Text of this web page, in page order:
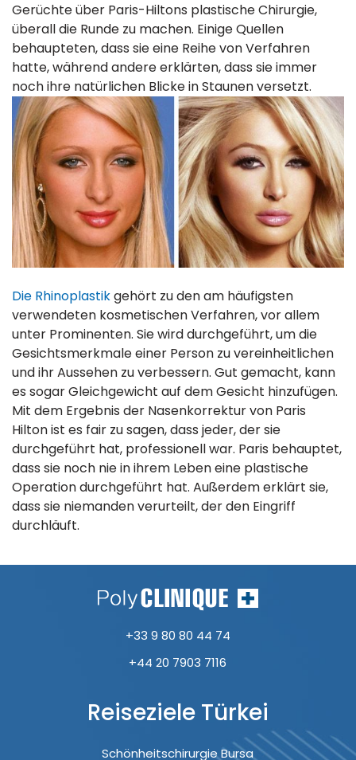
Gerüchte über Paris-Hiltons plastische Chirurgie,
überall die Runde zu machen. Einige Quellen
behaupteten, dass sie eine Reihe von Verfahren
hatte, während andere erklärten, dass sie immer
noch ihre natürlichen Blicke in Staunen versetzt.
Die Rhinoplastikgehört zu den am häufigsten
verwendeten kosmetischen Verfahren, vor allem
unter Prominenten. Sie wird durchgeführt, um die
Gesichtsmerkmale einer Person zu vereinheitlichen
und ihr Aussehen zu verbessern. Gut gemacht, kann
es sogar Gleichgewicht auf dem Gesicht hinzufügen.
Mit dem Ergebnis der Nasenkorrektur von Paris
Hilton ist es fair zu sagen, dass jeder, der sie
durchgeführt hat, professionell war. Paris behauptet,
dass sie noch nie in ihrem Leben eine plastische
Operation durchgeführt hat. Außerdem erklärt sie,
dass sie niemanden verurteilt, der den Eingriff
durchläuft.
+33 9 80 80 44 74
+44 20 7903 7116
Reiseziele Türkei
Schönheitschirurgie Bursa